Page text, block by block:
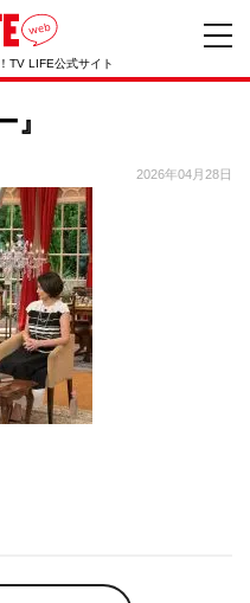
TV LIFE公式サイト
2026年04月28日